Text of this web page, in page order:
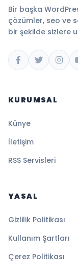
Bir başka
çözümler, seo ve
bir şekilde sizlere
KURUMSAL
Künye
İletişim
RSS Servisleri
YASAL
Gizlilik Politikası
Kullanım Şartları
Çerez Politikası